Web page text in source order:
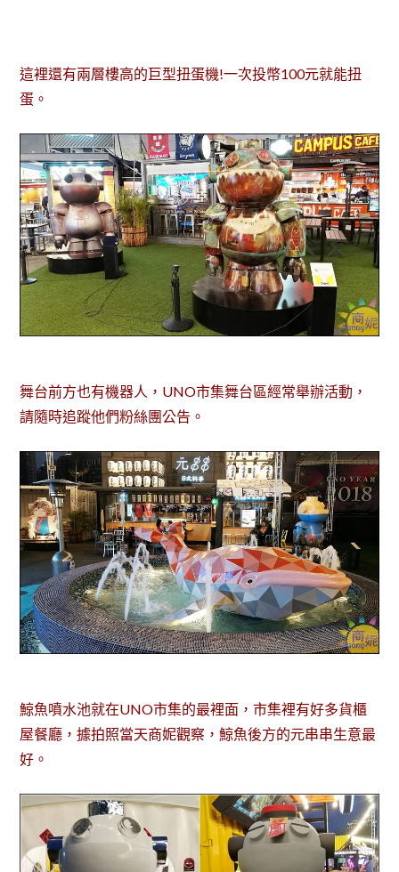
這裡還有兩層樓高的巨型扭蛋機!一次投幣100元就能扭
蛋。
舞台前方也有機器人，UNO市集舞台區經常舉辦活動，
請隨時追蹤他們粉絲團公告。
鯨魚噴水池就在UNO市集的最裡面，市集裡有好多貨櫃
屋餐廳，據拍照當天商妮觀察，鯨魚後方的元串串生意最
好。